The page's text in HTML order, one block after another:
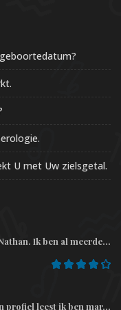
U met Uw zielsgetal.
Ik ben al meerde...
profiel leest ik ben mar...